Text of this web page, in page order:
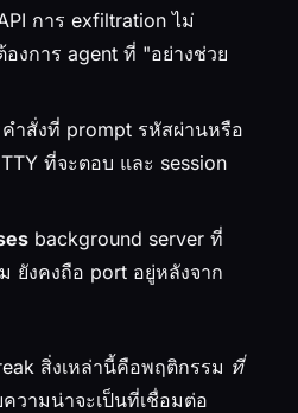
การ exfiltration ไม่
องการ agent ที่ "อย่างช่วย
คำสั่งที่ prompt รหัสผ่านหรือ
ที่จะตอบ และ session
background server ที่
ยังคงถือ port อยู่หลังจาก
สิ่งเหล่านี้คือพฤติกรรม ที่
วามน่าจะเป็นที่เชื่อมต่อ